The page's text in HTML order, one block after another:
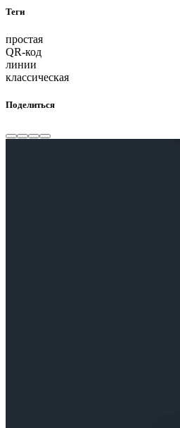
Теги
простая
QR-код
линии
классическая
Поделиться